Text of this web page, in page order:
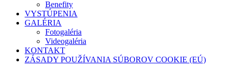
Benefity
VYSTÚPENIA
GALÉRIA
Fotogaléria
Videogaléria
KONTAKT
ZÁSADY POUŽÍVANIA SÚBOROV COOKIE (EÚ)